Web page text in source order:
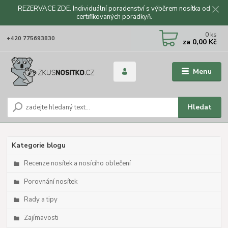
REZERVACE ZDE. Individuální poradenství s výběrem nosítka od
certifikovaných poradkyň.
Menu
Hledat
+420 775693830 0 ks
za 0,00 Kč
Kategorie blogu
Recenze nosítek a nosícího oblečení
Porovnání nosítek
Rady a tipy
Zajímavosti